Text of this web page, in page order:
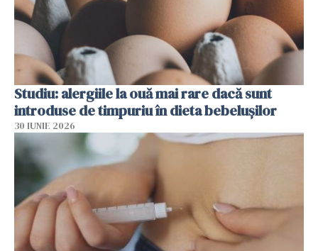
Studiu: alergiile la ouă mai rare dacă sunt
introduse de timpuriu în dieta bebelușilor
30 IUNIE 2026